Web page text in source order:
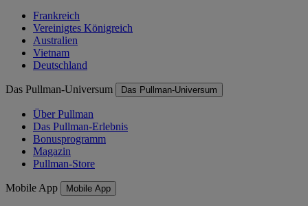
Frankreich
Vereinigtes Königreich
Australien
Vietnam
Deutschland
Das Pullman-Universum Das Pullman-Universum
Über Pullman
Das Pullman-Erlebnis
Bonusprogramm
Magazin
Pullman-Store
Mobile App Mobile App